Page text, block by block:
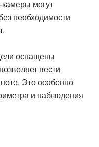
камеры могут
необходимости
оснащены
вести
Это особенно
и наблюдения